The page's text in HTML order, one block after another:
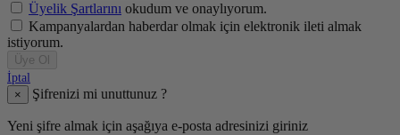
Üyelik Şartlarını okudum ve onaylıyorum.
Kampanyalardan haberdar olmak için elektronik ileti almak
istiyorum.
Üye Ol
İptal
×
Şifrenizi mi unuttunuz ?
Yeni şifre almak için aşağıya e-posta adresinizi giriniz